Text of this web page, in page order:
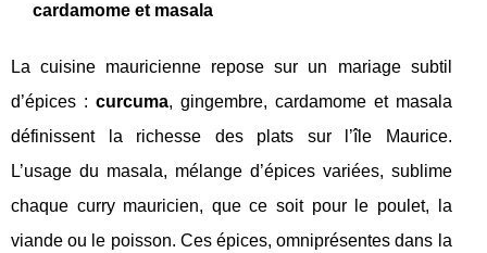
cardamome et masala
La cuisine mauricienne repose sur un mariage subtil
d’épices : curcuma, gingembre, cardamome et masala
définissent la richesse des plats sur l’île Maurice.
L’usage du masala, mélange d’épices variées, sublime
chaque curry mauricien, que ce soit pour le poulet, la
viande ou le poisson. Ces épices, omniprésentes dans la